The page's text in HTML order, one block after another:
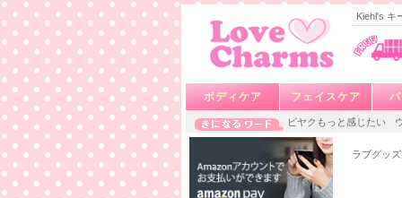
Kiehl's キ
ボディケア フェイスケア
ビヤクもっと感じたい
ラブグッ